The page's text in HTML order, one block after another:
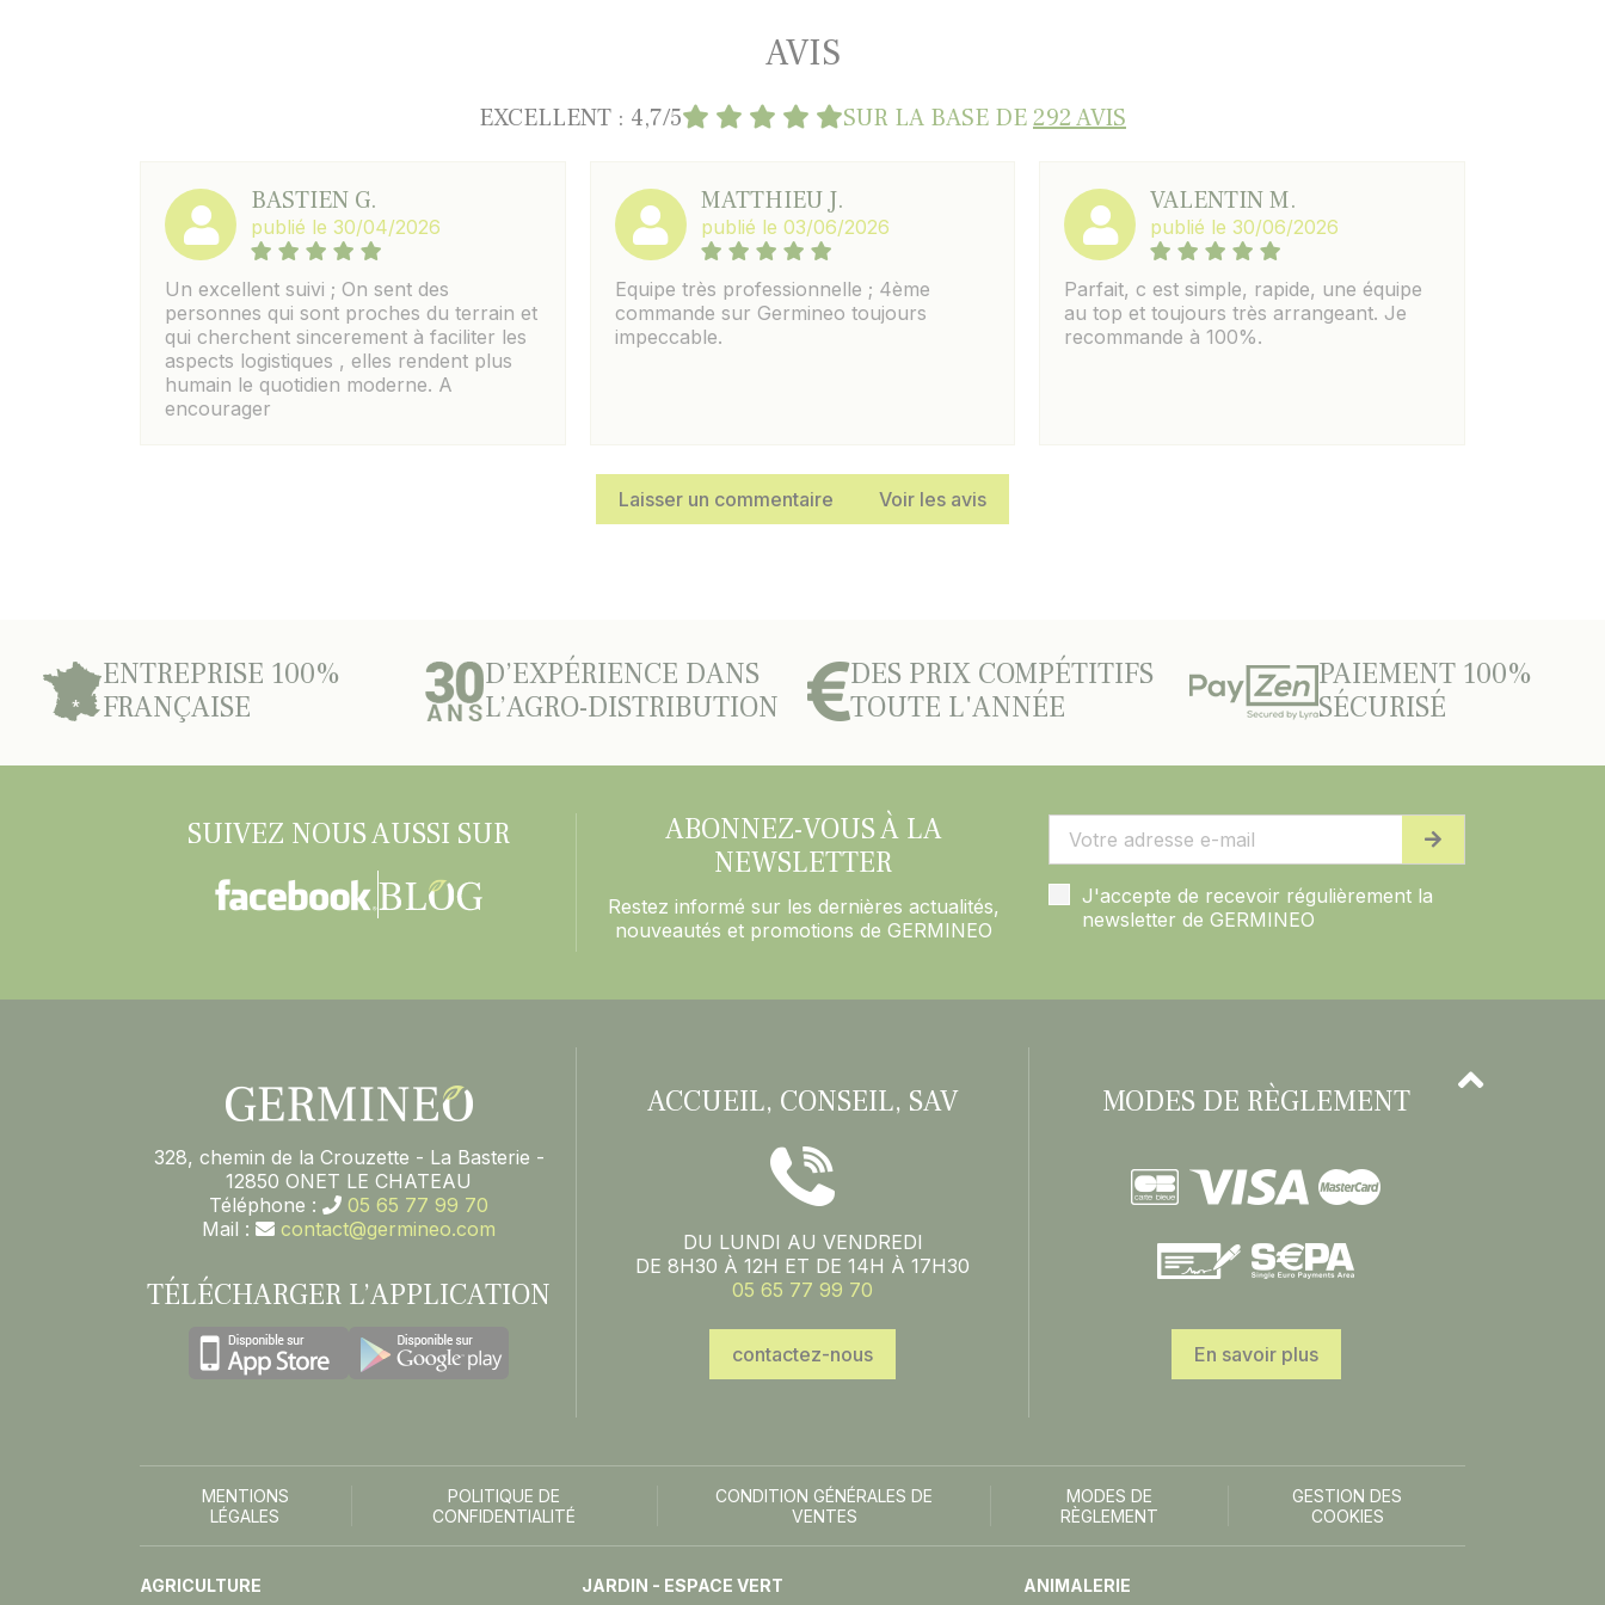
AVIS
EXCELLENT : 4,7/5 SUR LA BASE DE292 AVIS
BASTIEN G.
publié le 30/04/2026
Un excellent suivi ; On sent des
personnes qui sont proches du terrain et
qui cherchent sincerement à faciliter les
aspects logistiques , elles rendent plus
humain le quotidien moderne. A
encourager
MATTHIEU J.
publié le 03/06/2026
Equipe très professionnelle ; 4ème
commande sur Germineo toujours
impeccable.
VALENTIN M.
publié le 30/06/2026
Parfait, c est simple, rapide, une équipe
au top et toujours très arrangeant. Je
recommande à 100%.
Laisser un commentaire Voir les avis
ENTREPRISE 100%
FRANÇAISE
D’EXPÉRIENCE DANS
L’AGRO-DISTRIBUTION
DES PRIX COMPÉTITIFS
TOUTE L'ANNÉE
PAIEMENT 100%
SÉCURISÉ
SUIVEZ NOUS AUSSI SUR
ABONNEZ-VOUS À LA
NEWSLETTER
Restez informé sur les dernières actualités,
nouveautés et promotions de GERMINEO
J'accepte de recevoir régulièrement la
newsletter de GERMINEO
328, chemin de la Crouzette - La Basterie -
12850 ONET LE CHATEAU
Téléphone :
05 65 77 99 70
Mail :
contact@germineo.com
TÉLÉCHARGER L’APPLICATION
ACCUEIL, CONSEIL, SAV
DU LUNDI AU VENDREDI
DE 8H30 À 12H ET DE 14H À 17H30
05 65 77 99 70
contactez-nous
MODES DE RÈGLEMENT
En savoir plus
MENTIONS
LÉGALES
POLITIQUE DE
CONFIDENTIALITÉ
CONDITION GÉNÉRALES DE
VENTES
MODES DE
RÈGLEMENT
GESTION DES
COOKIES
AGRICULTURE JARDIN - ESPACE VERT ANIMALERIE